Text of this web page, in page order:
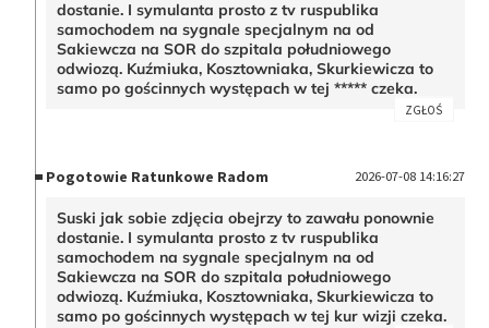
dostanie. I symulanta prosto z tv ruspublika
samochodem na sygnale specjalnym na od
Sakiewcza na SOR do szpitala południowego
odwiozą. Kuźmiuka, Kosztowniaka, Skurkiewicza to
samo po gościnnych występach w tej ***** czeka.
ZGŁOŚ
Pogotowie Ratunkowe Radom 2026-07-08 14:16:27
Suski jak sobie zdjęcia obejrzy to zawału ponownie
dostanie. I symulanta prosto z tv ruspublika
samochodem na sygnale specjalnym na od
Sakiewcza na SOR do szpitala południowego
odwiozą. Kuźmiuka, Kosztowniaka, Skurkiewicza to
samo po gościnnych występach w tej kur wizji czeka.